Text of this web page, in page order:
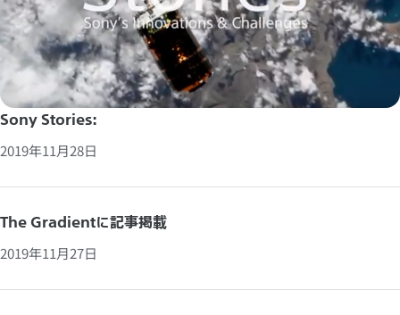
Sony Stories:
2019年11月28日
The Gradientに記事掲載
2019年11月27日